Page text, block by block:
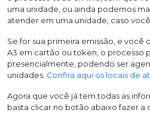
uma unidade, ou ainda podemos
atender em uma unidade, caso
Se for sua primeira emissão, e você
A3 em cartão ou token, o processo
presencialmente, podendo ser
unidades. Confira aqui os locais de
Agora que você já tem todas as
basta clicar no botão abaixo fazer a